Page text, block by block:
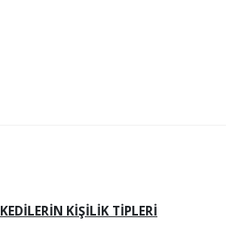
KEDİLERİN KİŞİLİK TİPLERİ